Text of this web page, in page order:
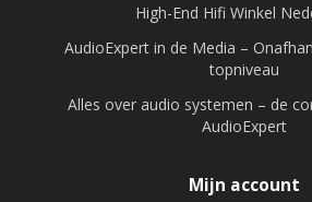
High-End Hifi Winkel
AudioExpert in de Media –
topniveau
Alles over audio systemen – de
AudioExpert
Mijn account